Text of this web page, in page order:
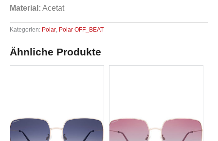
Material: Acetat
Kategorien: Polar Polar OFF_BEAT
Ähnliche Produkte